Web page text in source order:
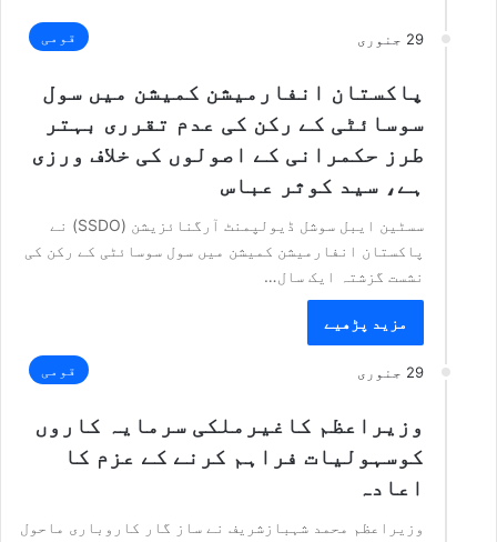
29 جنوری قومی
پاکستان انفارمیشن کمیشن میں سول
سوسائٹی کے رکن کی عدم تقرری بہتر
طرز حکمرانی کے اصولوں کی خلاف ورزی
ہے، سید کوثر عباس
سسٹین ایبل سوشل ڈیولپمنٹ آرگنائزیشن (SSDO) نے
پاکستان انفارمیشن کمیشن میں سول سوسائٹی کے رکن کی
نشست گزشتہ ایک سال…
مزید پڑھیے
29 جنوری قومی
وزیراعظم کاغیرملکی سرمایہ کاروں
کوسہولیات فراہم کرنے کے عزم کا
اعادہ
وزیراعظم محمد شہبازشریف نے ساز گار کاروباری ماحول